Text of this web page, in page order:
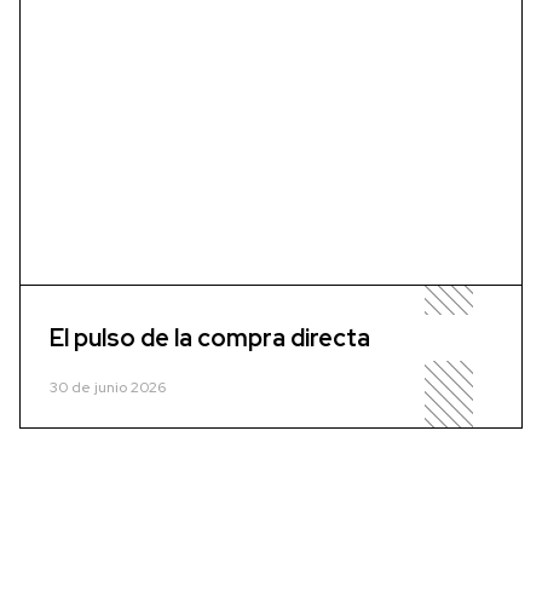
El pulso de la compra directa
30 de junio 2026